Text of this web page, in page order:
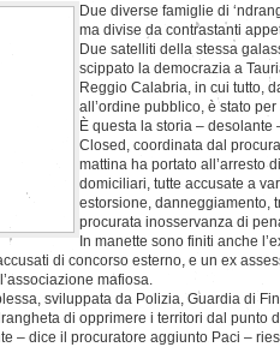
Due diverse famiglie di
ma divise da contrastanti
Due satelliti della stessa
scippato la democrazia a
Reggio Calabria, in cui tutto,
all’ordine pubblico, è stato
È questa la storia – desolante
Closed, coordinata dal
mattina ha portato all’arresto
domiciliari, tutte accusate a
estorsione, danneggiamento,
procurata inosservanza di
In manette sono finiti anche
di concorso esterno, e un ex
mafiosa.
sviluppata da Polizia, Guardia di
di opprimere i territori dal punto
– dice il procuratore aggiunto Paci –